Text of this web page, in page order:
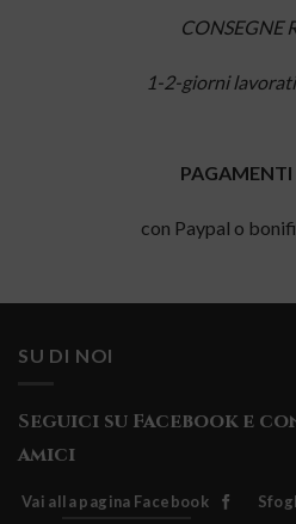
CONSEGNE
1-2-giorni
PAGAMENTI
con Paypal o
SU DI NOI
Seguici su Facebook e
amici
Vai alla pagina Facebook